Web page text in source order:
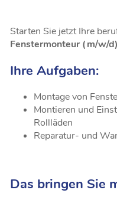
Starten Sie jetzt Ihre
Fenstermonteur (m/w/
Ihre Aufgaben:
Montage von
Montieren und
Rollläden
Reparatur- und
Das bringen Sie